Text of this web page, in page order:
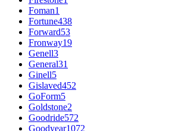
Foman1
Fortune438
Forward53
Fronway19
Genell3
General31
Ginell5
Gislaved452
GoForm5
Goldstone2
Goodride572
Goodyear1072